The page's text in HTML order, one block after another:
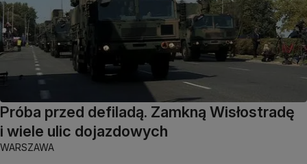
Próba przed defiladą. Zamkną Wisłostradę
i wiele ulic dojazdowych
WARSZAWA